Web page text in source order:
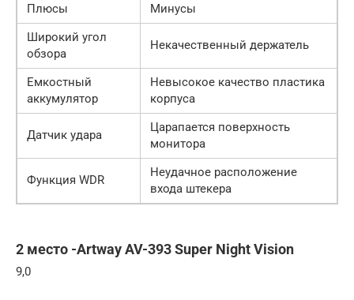
Плюсы
Минусы
Широкий угол
обзора
Некачественный держатель
Емкостный
аккумулятор
Невысокое качество пластика
корпуса
Датчик удара
Царапается поверхность
монитора
Функция WDR
Неудачное расположение
входа штекера
2 место -Artway AV-393 Super Night Vision
9,0